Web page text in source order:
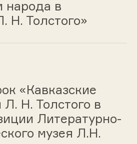
народа в
Н. Толстого»
«Кавказские
Л. Н. Толстого в
Литературно-
музея Л.Н.